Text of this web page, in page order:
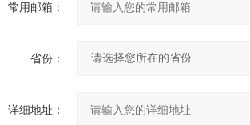
常用邮箱：
省份：
详细地址：